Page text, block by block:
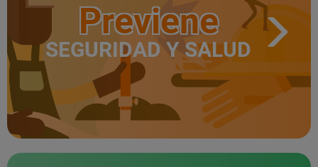
Previene
SEGURIDAD Y SALUD